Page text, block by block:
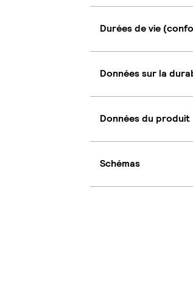
Durées de vie
Données sur la
Données du produit
Schémas